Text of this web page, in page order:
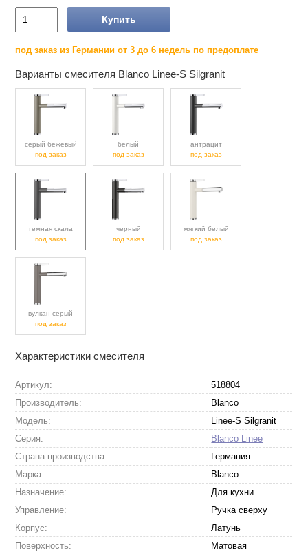
Купить
под заказ из Германии от 3 до 6 недель по предоплате
Варианты смесителя Blanco Linee-S Silgranit
серый бежевый
под заказ
белый
под заказ
антрацит
под заказ
темная скала
под заказ
черный
под заказ
мягкий белый
под заказ
вулкан серый
под заказ
Характеристики смесителя
Артикул:
518804
Производитель:
Blanco
Модель:
Linee-S Silgranit
Серия:
Blanco Linee
Страна производства:
Германия
Марка:
Blanco
Назначение:
Для кухни
Управление:
Ручка сверху
Корпус:
Латунь
Поверхность:
Матовая